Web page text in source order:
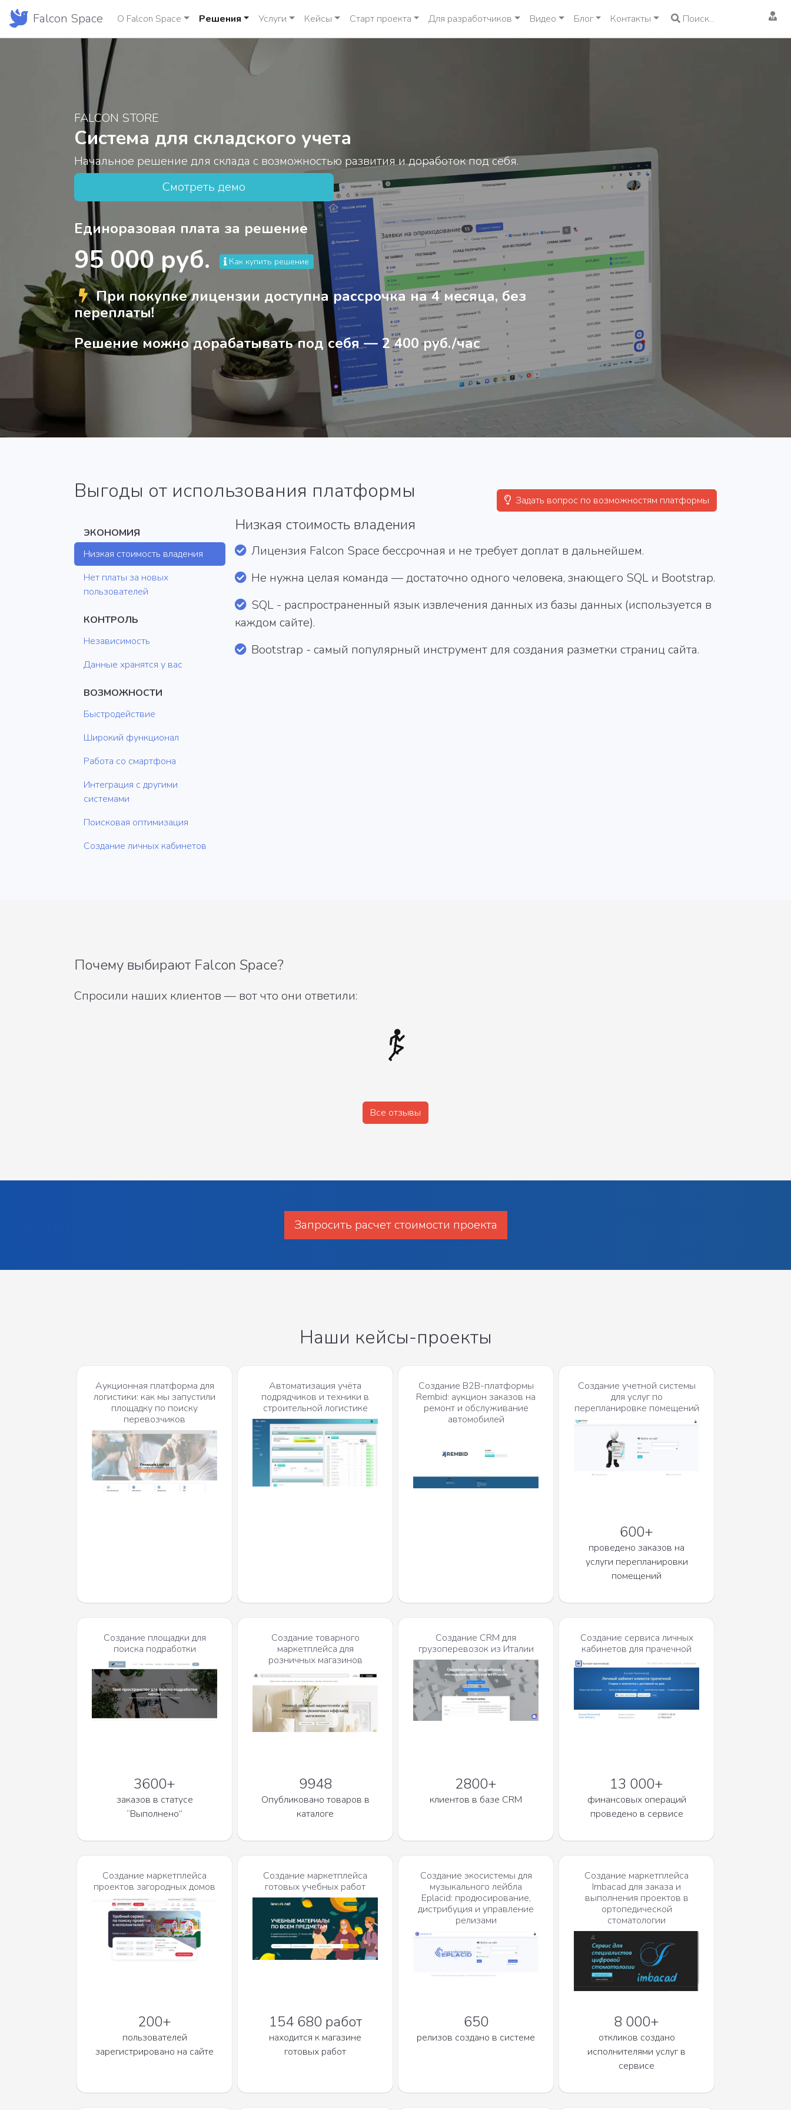
Falcon Space О Falcon Space Решения Услуги Кейсы Старт проекта Для разработчиков Видео Блог Контакты Поиск...
FALCON STORE
Система для складского учета
Начальное решение для склада с возможностью развития и доработок под себя.
Смотреть демо
Единоразовая плата за решение
95 000 руб. Как купить решение
При покупке лицензии доступнарассрочка на 4 месяца, без
переплаты!
Решение можно дорабатывать под себя — 2 400 руб./час
Выгоды от использования платформы Задать вопрос по возможностям платформы
ЭКОНОМИЯ
Низкая стоимость владения
Нет платы за новых
пользователей
КОНТРОЛЬ
Независимость
Данные хранятся у вас
ВОЗМОЖНОСТИ
Быстродействие
Широкий функционал
Работа со смартфона
Интеграция с другими
системами
Поисковая оптимизация
Создание личных кабинетов
Низкая стоимость владения
Лицензия Falcon Space бессрочная и не требует доплат в дальнейшем.
Не нужна целая команда — достаточно одного человека, знающего SQL и Bootstrap.
SQL - распространенный язык извлечения данных из базы данных (используется в
каждом сайте).
Bootstrap - самый популярный инструмент для создания разметки страниц сайта.
Почему выбирают Falcon Space?
Спросили наших клиентов — вот что они ответили:
Все отзывы
Запросить расчет стоимости проекта
Наши кейсы-проекты
Аукционная платформа для
логистики: как мы запустили
площадку по поиску
перевозчиков
Автоматизация учёта
подрядчиков и техники в
строительной логистике
Создание B2B-платформы
Rembid: аукцион заказов на
ремонт и обслуживание
автомобилей
Создание учетной системы
для услуг по
перепланировке помещений
600+
проведено заказов на
услуги перепланировки
помещений
Создание площадки для
поиска подработки
3600+
заказов в статусе
“Выполнено”
Создание товарного
маркетплейса для
розничных магазинов
9948
Опубликовано товаров в
каталоге
Создание CRM для
грузоперевозок из Италии
2800+
клиентов в базе CRM
Создание сервиса личных
кабинетов для прачечной
13 000+
финансовых операций
проведено в сервисе
Создание маркетплейса
проектов загородных домов
200+
пользователей
зарегистрировано на сайте
Создание маркетплейса
готовых учебных работ
154 680 работ
находится к магазине
готовых работ
Создание экосистемы для
музыкального лейбла
Eplacid: продюсирование,
дистрибуция и управление
релизами
650
релизов создано в системе
Создание маркетплейса
Imbacad для заказа и
выполнения проектов в
ортопедической
стоматологии
8 000+
откликов создано
исполнителями услуг в
сервисе